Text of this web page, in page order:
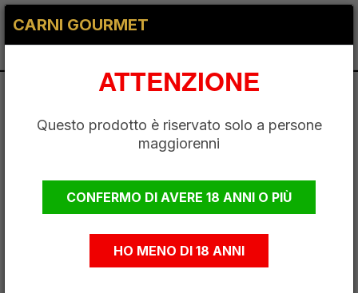
x
Carni Gourmet
FREE - In Google
Play
CARNI GOURMET
ATTENZIONE
Questo prodotto è riservato solo a persone
maggiorenni
CONFERMO DI AVERE 18 ANNI O PIÙ
HO MENO DI 18 ANNI